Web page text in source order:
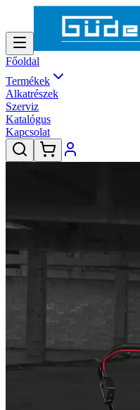
Főoldal
Termékek
Alkatrészek
Szerviz
Katalógus
Kapcsolat